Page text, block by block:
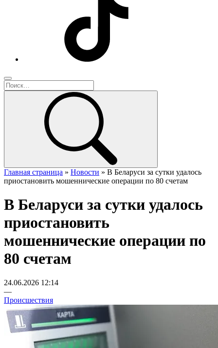
Главная страница » Новости » В Беларуси за сутки удалось
приостановить мошеннические операции по 80 счетам
В Беларуси за сутки удалось
приостановить
мошеннические операции по
80 счетам
24.06.2026 12:14
—
Происшествия